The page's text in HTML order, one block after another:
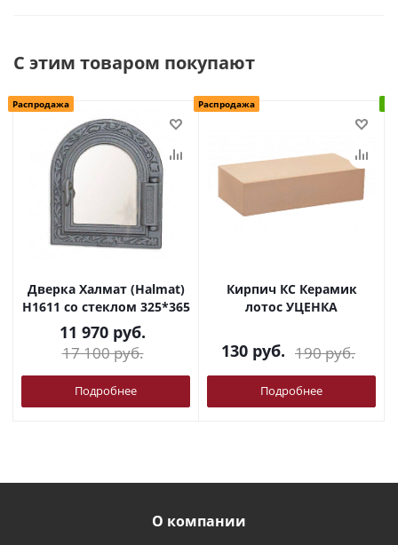
С этим товаром покупают
Распродажа
Дверка Халмат (Halmat)
H1611 со стеклом 325*365
11 970 руб.
17 100руб.
Подробнее
Распродажа
Кирпич КС Керамик
лотос УЦЕНКА
130 руб. 190руб.
Подробнее
В
О компании